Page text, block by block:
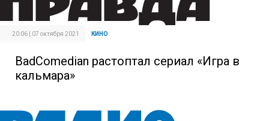
20:06 | 07 октября 2021 КИНО
BadComedian растоптал сериал «Игра в
кальмара»